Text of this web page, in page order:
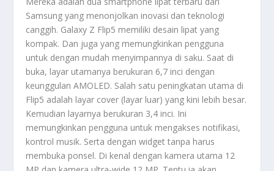
Samsung yang menonjolkan inovasi dan teknologi
canggih. Galaxy Z Flip5 memiliki desain lipat yang
kompak. Dan juga yang memungkinkan pengguna
untuk dengan mudah menyimpannya di saku. Saat di
buka, layar utamanya berukuran 6,7 inci dengan
keunggulan AMOLED. Salah satu peningkatan utama di
Flip5 adalah layar cover (layar luar) yang kini lebih besar.
Kemudian layarnya berukuran 3,4 inci. Ini
memungkinkan pengguna untuk mengakses notifikasi,
kontrol musik. Serta dengan widget tanpa harus
membuka ponsel. Di kenal dengan kamera utama 12